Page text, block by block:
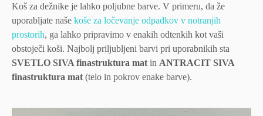
Koš za dežnike je lahko poljubne barve. V primeru, da že
uporabljate naše koše za ločevanje odpadkov v notranjih
prostorih, ga lahko pripravimo v enakih odtenkih kot vaši
obstoječi koši. Najbolj priljubljeni barvi pri uporabnikih sta
SVETLO SIVA finastruktura mat in ANTRACIT SIVA
finastruktura mat (telo in pokrov enake barve).